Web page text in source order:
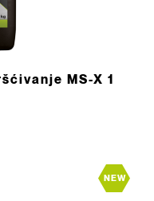
MS-X 1
NEW